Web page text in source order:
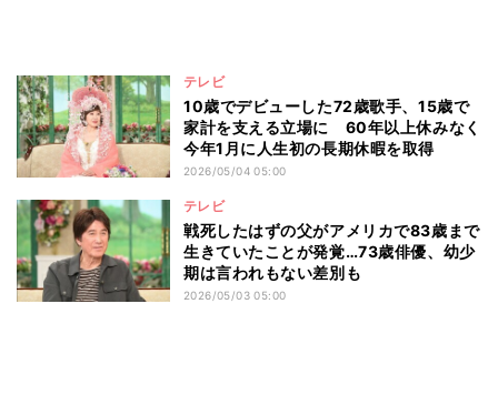
テレビ
10歳でデビューした72歳歌手、15歳で
家計を支える立場に 60年以上休みなく
今年1月に人生初の長期休暇を取得
2026/05/04 05:00
テレビ
戦死したはずの父がアメリカで83歳まで
生きていたことが発覚…73歳俳優、幼少
期は言われもない差別も
2026/05/03 05:00